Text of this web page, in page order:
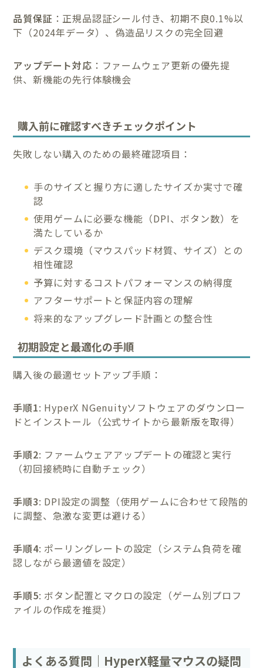
品質保証 ：正規品認証シール付き、初期不良0.1%以
下（2024年データ）、偽造品リスクの完全回避
アップデート対応 ：ファームウェア更新の優先提
供、新機能の先行体験機会
購入前に確認すべきチェックポイント
失敗しない購入のための最終確認項目：
手のサイズと握り方に適したサイズか実寸で確
認
使用ゲームに必要な機能（DPI、ボタン数）を
満たしているか
デスク環境（マウスパッド材質、サイズ）との
相性確認
予算に対するコストパフォーマンスの納得度
アフターサポートと保証内容の理解
将来的なアップグレード計画との整合性
初期設定と最適化の手順
購入後の最適セットアップ手順：
手順1: HyperX NGenuityソフトウェアのダウンロー
ドとインストール（公式サイトから最新版を取得）
手順2: ファームウェアアップデートの確認と実行
（初回接続時に自動チェック）
手順3: DPI設定の調整（使用ゲームに合わせて段階的
に調整、急激な変更は避ける）
手順4: ポーリングレートの設定（システム負荷を確
認しながら最適値を設定）
手順5: ボタン配置とマクロの設定（ゲーム別プロフ
ァイルの作成を推奨）
よくある質問｜HyperX軽量マウスの疑問